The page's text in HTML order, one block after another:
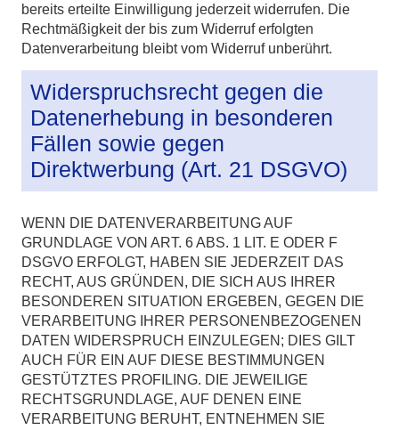
bereits erteilte Einwilligung jederzeit widerrufen. Die
Rechtmäßigkeit der bis zum Widerruf erfolgten
Datenverarbeitung bleibt vom Widerruf unberührt.
Widerspruchsrecht gegen die
Datenerhebung in besonderen
Fällen sowie gegen
Direktwerbung (Art. 21 DSGVO)
WENN DIE DATENVERARBEITUNG AUF
GRUNDLAGE VON ART. 6 ABS. 1 LIT. E ODER F
DSGVO ERFOLGT, HABEN SIE JEDERZEIT DAS
RECHT, AUS GRÜNDEN, DIE SICH AUS IHRER
BESONDEREN SITUATION ERGEBEN, GEGEN DIE
VERARBEITUNG IHRER PERSONENBEZOGENEN
DATEN WIDERSPRUCH EINZULEGEN; DIES GILT
AUCH FÜR EIN AUF DIESE BESTIMMUNGEN
GESTÜTZTES PROFILING. DIE JEWEILIGE
RECHTSGRUNDLAGE, AUF DENEN EINE
VERARBEITUNG BERUHT, ENTNEHMEN SIE